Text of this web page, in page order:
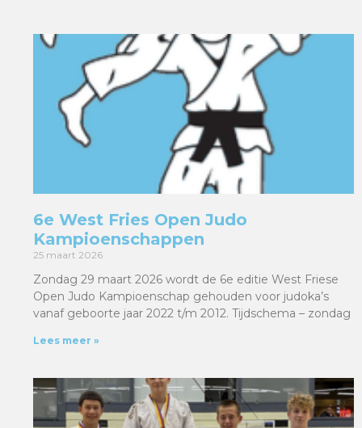
6e West Fries Open Judo
Kampioenschappen
25 maart 2026
Zondag 29 maart 2026 wordt de 6e editie West Friese
Open Judo Kampioenschap gehouden voor judoka’s
vanaf geboorte jaar 2022 t/m 2012. Tijdschema – zondag
Lees meer »